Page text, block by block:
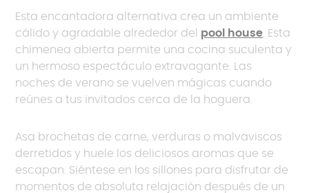
Esta encantadora alternativa crea un ambiente
cálido y agradable alrededor del pool house . Esta
chimenea abierta permite una cocina suculenta y
un hermoso espectáculo extravagante. Las
noches de verano se vuelven mágicas cuando
reúnes a tus invitados cerca de la hoguera.
Asa brochetas de carne, verduras o malvaviscos
derretidos y huele los deliciosos aromas que se
escapan. Siéntese en los sillones para disfrutar de
momentos de absoluta relajación después de un